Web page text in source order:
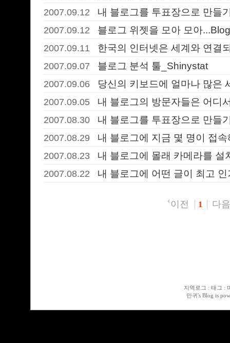
2007.09.12 내 블로그를 투표장으로 만들
2007.09.12 블로그 위젯을 모아 모아
2007.09.11 한국의 인터넷은 세계와 연결
2007.09.07 블로그 분석 툴_Shinystat
2007.09.06 당신의 키보드에 얼마나 많은
2007.09.05 내 블로그의 방문자들은 어디
2007.08.30 내 블로그를 투표장으로 만들
2007.08.29 내 블로그에 지금 몇 명이 접
2007.08.23 내 블로그에 몰래 카메라를 설
2007.08.22 내 블로그에 어떤 글이 최고
이전 1 다음
지역로그 : 태그 :
만귀's Blog is